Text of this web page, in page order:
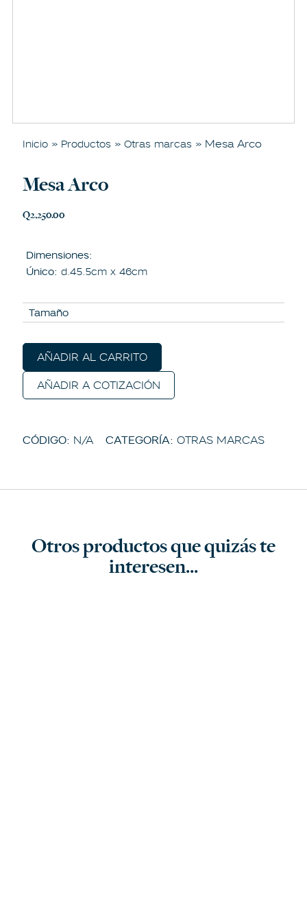
Inicio» Productos» Otras marcas» Mesa Arco
Mesa Arco
Q2,250.00
Dimensiones:
Único: d.45.5cm x 46cm
Tamaño
AÑADIR AL CARRITO
AÑADIR A COTIZACIÓN
CÓDIGO: N/A CATEGORÍA: OTRAS MARCAS
Otros productos que quizás te
interesen...